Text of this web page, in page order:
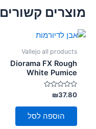
מוצרים קשורים
Vallejo all products
Diorama FX Rough
White Pumice
דורג
0
מתוך
₪37.80
הוספה לסל